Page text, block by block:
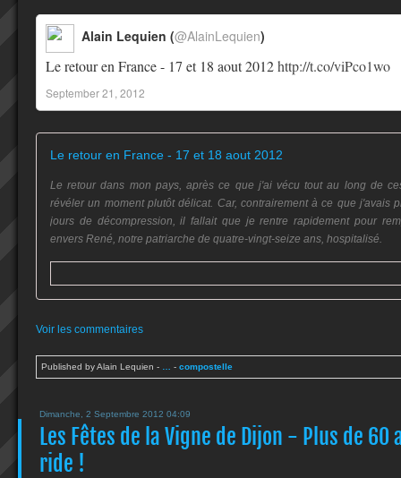
Le retour en France - 17 et 18 aout 2012http://t.co/viPco1wo
Alain Lequien (@AlainLequien)
September 21, 2012
Le retour en France - 17 et 18 aout 2012
Le retour dans mon pays, après ce que j'ai vécu tout au long de
révéler un moment plutôt délicat. Car, contrairement à ce que j'avais
jours de décompression, il fallait que je rentre rapidement pour
envers René, notre patriarche de quatre-vingt-seize ans, hospitalisé.
Voir les commentaires
Published by Alain Lequien - - compostelle
Dimanche, 2 Septembre 2012 04:09
Les Fêtes de la Vigne de Dijon - Plus de 60
ride !